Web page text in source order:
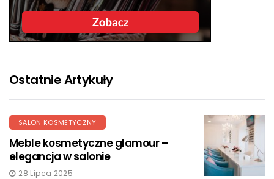
Ostatnie Artykuły
SALON KOSMETYCZNY
Meble kosmetyczne glamour –
elegancja w salonie
28 Lipca 2025